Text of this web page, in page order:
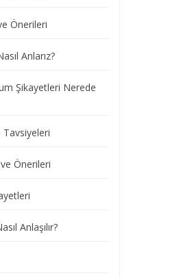
Önerileri
Anlarız?
Şikayetleri Nerede
Tavsiyeleri
Önerileri
Anlaşılır?